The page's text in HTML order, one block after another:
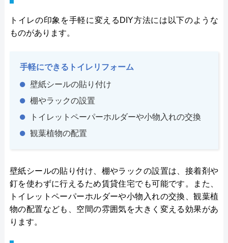
トイレの印象を手軽に変えるDIY方法には以下のような
ものがあります。
手軽にできるトイレリフォーム
壁紙シールの貼り付け
棚やラックの設置
トイレットペーパーホルダーや小物入れの交換
観葉植物の配置
壁紙シールの貼り付け、棚やラックの設置は、接着剤や
釘を使わずに行えるため賃貸住宅でも可能です。また、
トイレットペーパーホルダーや小物入れの交換、観葉植
物の配置なども、空間の雰囲気を大きく変える効果があ
ります。